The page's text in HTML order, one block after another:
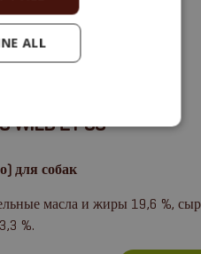
WILD 2 PCS
для собак
масла и жиры 19,6 %,
%.
ALL